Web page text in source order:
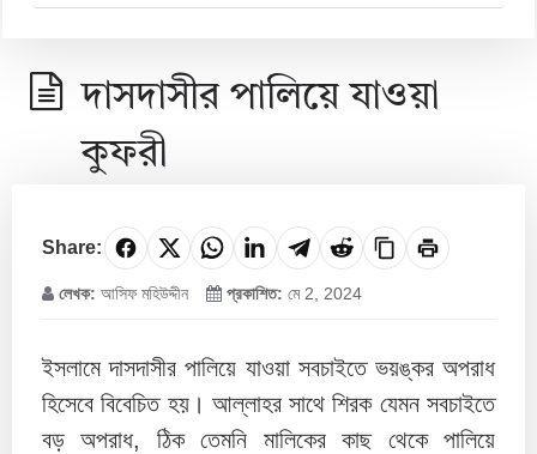
দাসদাসীর পালিয়ে যাওয়া
কুফরী
Share:
লেখক: আসিফ মহিউদ্দীন প্রকাশিত: মে 2, 2024
ইসলামে দাসদাসীর পালিয়ে যাওয়া সবচাইতে ভয়ঙ্কর অপরাধ
হিসেবে বিবেচিত হয়। আল্লাহর সাথে শিরক যেমন সবচাইতে
বড় অপরাধ, ঠিক তেমনি মালিকের কাছ থেকে পালিয়ে